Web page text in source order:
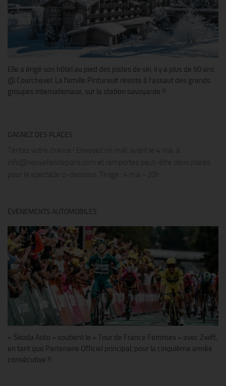
Elle a érigé son hôtel au pied des pistes de ski, il y a plus de 50 ans
@ Courchevel. La famille Pinturault résiste à l’assaut des grands
groupes internationaux, sur la station savoyarde !!
GAGNEZ DES PLACES
Tentez votre chance ! Envoyez un mail, avant le 4 mai, à
info@nouvellesdeparis.com et remportez peut-être deux places
pour le spectacle ci-dessous. Tirage : 4 mai - 20h
ÉVÉNEMENTS AUTOMOBILES
« Škoda Auto » soutient le « Tour de France Femmes » avec Zwift,
en tant que Partenaire Officiel principal, pour la cinquième année
consécutive !!